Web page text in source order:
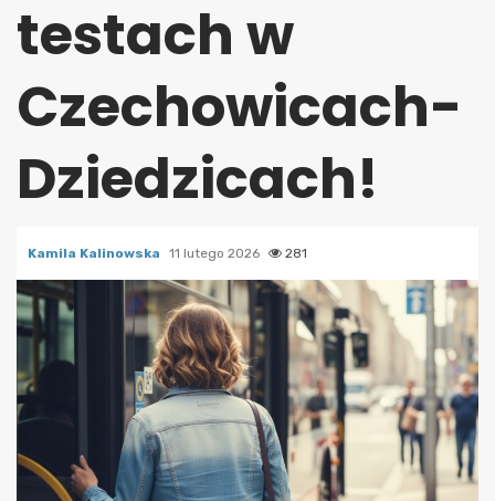
testach w
Czechowicach-
Dziedzicach!
Kamila Kalinowska 11 lutego 2026 281